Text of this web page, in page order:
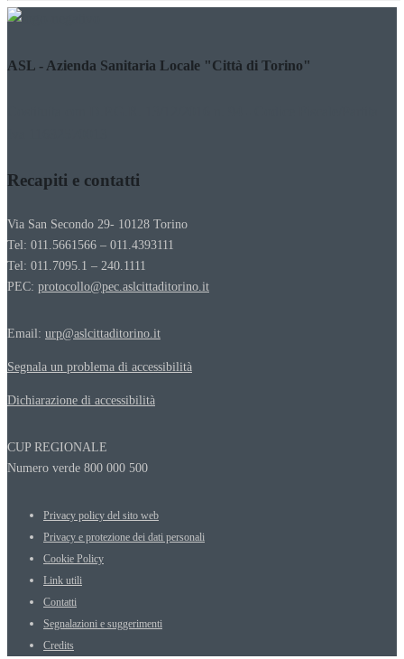
ASL - Azienda Sanitaria Locale "Città di Torino"
Recapiti e contatti
Via San Secondo 29- 10128 Torino
Tel: 011.5661566 – 011.4393111
Tel: 011.7095.1 – 240.1111
PEC: protocollo@pec.aslcittaditorino.it
Email: urp@aslcittaditorino.it
Segnala un problema di accessibilità
Dichiarazione di accessibilità
CUP REGIONALE
Numero verde 800 000 500
Privacy policy del sito web
Privacy e protezione dei dati personali
Cookie Policy
Link utili
Contatti
Segnalazioni e suggerimenti
Credits